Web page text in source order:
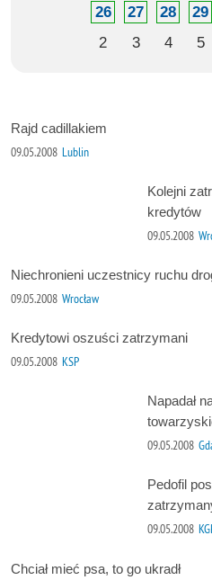
26
27 28 29
2
3 4 5
Rajd cadillakiem
09.05.2008 Lublin
Kolejni
kredytów
09.05.2008
Niechronieni uczestnicy ruchu
09.05.2008 Wrocław
Kredytowi oszuści zatrzymani
09.05.2008 KSP
Napadał
09.05.2008
Pedofil
09.05.2008
Chciał mieć psa, to go ukradł